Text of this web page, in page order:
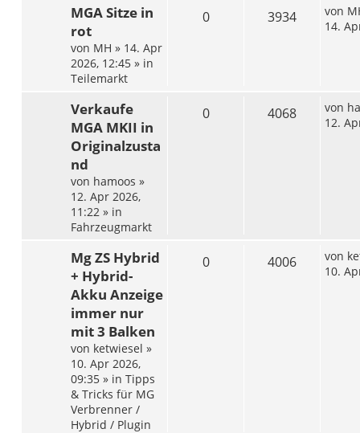
MGA Sitze in
rot
von MH » 14. Apr
2026, 12:45 » in
Teilemarkt
0 3934 von
14.
Verkaufe
MGA MKII in
Originalzusta
nd
von hamoos »
12. Apr 2026,
11:22 » in
Fahrzeugmarkt
0 4068 von
12.
Mg ZS Hybrid
+ Hybrid-
Akku Anzeige
immer nur
mit 3 Balken
von ketwiesel »
10. Apr 2026,
09:35 » in Tipps
& Tricks für MG
Verbrenner /
Hybrid / Plugin
0 4006 von
10.